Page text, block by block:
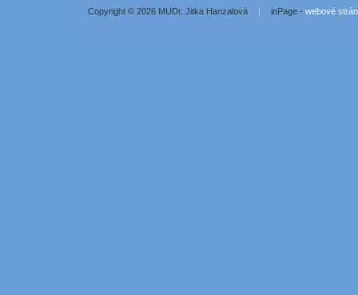
Copyright © 2026 MUDr. Jitka Hanzalová inPage - webové